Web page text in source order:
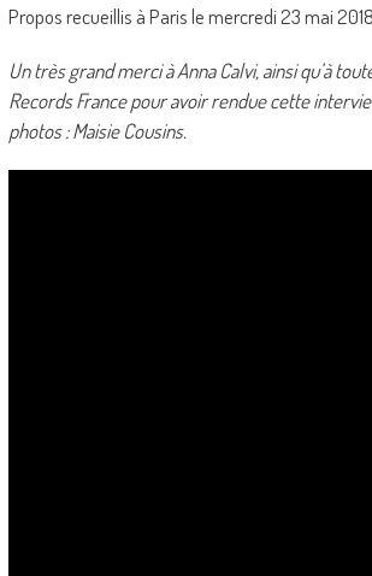
Propos recueillis à Paris le mercredi 23 mai 2018.
Un très grand merci à Anna Calvi, ainsi qu’à
Records France pour avoir rendue cette
photos : Maisie Cousins.